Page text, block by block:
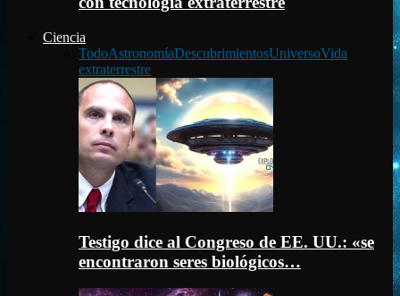
Ciencia
TodoAstronomíaDescubrimientosUniversoVida
extraterrestre
Testigo dice al Congreso de EE. UU.: «se
encontraron seres biológicos…